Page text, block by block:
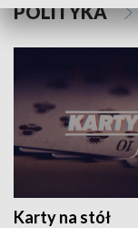
POLITYKA
Karty na stół